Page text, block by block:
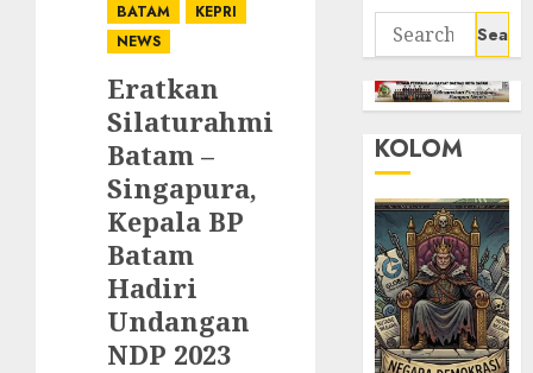
BATAM
KEPRI
NEWS
Eratkan
Silaturahmi
Batam –
Singapura,
Kepala BP
Batam
Hadiri
Undangan
NDP 2023
Search
for:
KOLOM